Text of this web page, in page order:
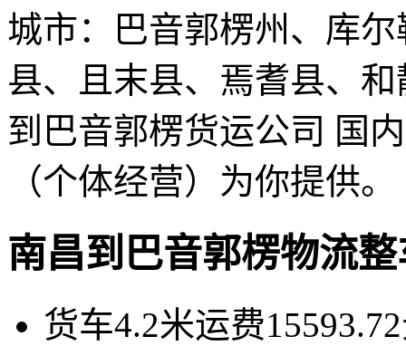
城市：巴音郭楞州、库
县、且末县、焉耆县、
到巴音郭楞货运公司 国
（个体经营）为你提供。
南昌到巴音郭楞物流
货车4.2米运费